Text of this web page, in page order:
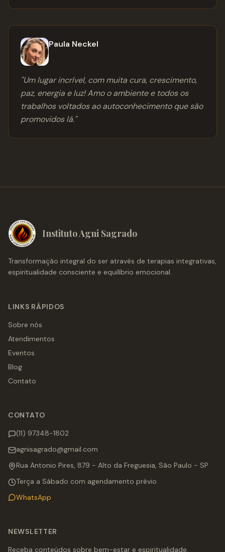
Paula Neckel
"Um lugar incrível, com muita cura, crescimento,
paz, energia e luz! Amo o ambiente e todos os
trabalhos voltados ao autoconhecimento que são
promovidos lá."
Instituto Agni Sagrado
Transformação integral do ser através de terapias integrativas,
espiritualidade consciente e equilíbrio emocional.
LINKS RÁPIDOS
Sobre nós
Atendimentos
Eventos
Blog
Contato
CONTATO
(11) 97348-1802
agnisagrado@gmail.com
Rua Antonio Pires, 879 - Alto da Freguesia, São Paulo - SP
Terça a Sábado com agendamento prévio
WhatsApp
NEWSLETTER
Receba conteúdos sobre bem-estar e espiritualidade.